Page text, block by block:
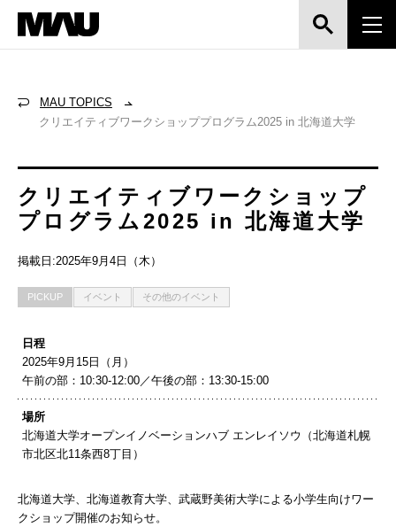
MAU TOPICS
クリエイティブワークショッププログラム2025 in 北海道大学
クリエイティブワークショップ
プログラム2025 in 北海道大学
掲載日:2025年9月4日（木）
PICKUP イベント その他のイベント
日程
2025年9月15日（月）
午前の部：10:30-12:00／午後の部：13:30-15:00
場所
北海道大学オープンイノベーションハブ エンレイソウ（北海道札幌
市北区北11条西8丁目）
北海道大学、北海道教育大学、武蔵野美術大学による小学生向けワー
クショップ開催のお知らせ。